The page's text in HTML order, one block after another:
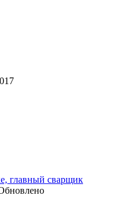
главный сварщик